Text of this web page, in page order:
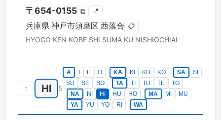
〒654-0155 ⧉ 📍
兵庫県 神戸市須磨区 西落合 📋
HYOGO KEN KOBE SHI SUMA KU NISHIOCHIAI
↑ HI 5
A E O KA KI KU KO SA
SI
SU
SE SO TA TI TU TE
TO
NA
NI HI HU HO MA MI
MU
YA
YU YO RI WA